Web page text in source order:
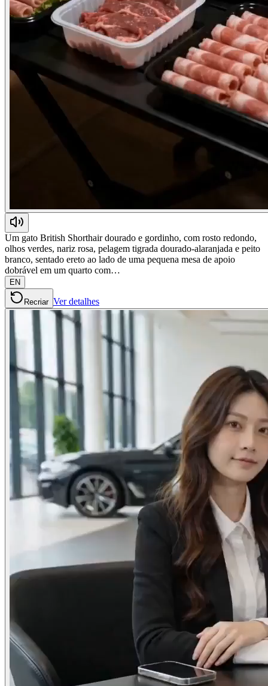
Um gato British Shorthair dourado e gordinho, com rosto redondo,
olhos verdes, nariz rosa, pelagem tigrada dourado-alaranjada e peito
branco, sentado ereto ao lado de uma pequena mesa de apoio
dobrável em um quarto com…
EN
Recriar Ver detalhes